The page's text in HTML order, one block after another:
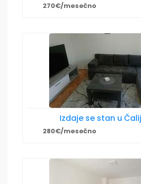
270€/mesečno
Izdaje se stan u
280€/mesečno